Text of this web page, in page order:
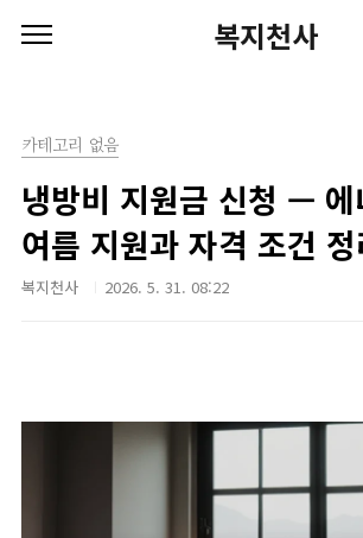
복지천사
카테고리 없음
냉방비 지원금 신청 — 에
여름 지원과 자격 조건 정
복지천사 2026. 5. 31. 08:22